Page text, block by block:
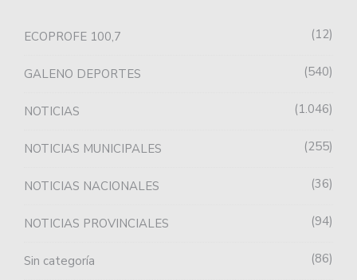
ECOPROFE 100,7 12
GALENO DEPORTES 540
NOTICIAS 1.046
NOTICIAS MUNICIPALES 255
NOTICIAS NACIONALES 36
NOTICIAS PROVINCIALES 94
Sin categoría 86